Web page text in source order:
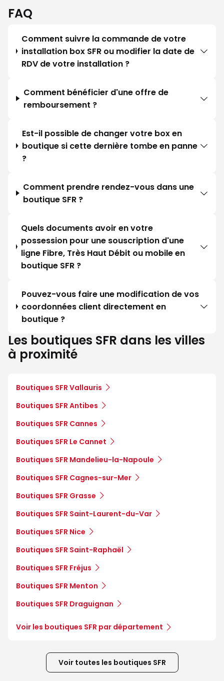
FAQ
Comment suivre la commande de votre
installation box SFR ou modifier la date de
RDV de votre installation ?
Comment bénéficier d'une offre de
remboursement ?
Est-il possible de changer votre box en
boutique si cette dernière tombe en panne
?
Comment prendre rendez-vous dans une
boutique SFR ?
Quels documents avoir en votre
possession pour une souscription d'une
ligne Fibre, Très Haut Débit ou mobile en
boutique SFR ?
Pouvez-vous faire une modification de vos
coordonnées client directement en
boutique ?
Les boutiques SFR dans les villes
à proximité
Boutiques SFR Vallauris
Boutiques SFR Antibes
Boutiques SFR Cannes
Boutiques SFR Le Cannet
Boutiques SFR Mandelieu-la-Napoule
Boutiques SFR Cagnes-sur-Mer
Boutiques SFR Grasse
Boutiques SFR Saint-Laurent-du-Var
Boutiques SFR Nice
Boutiques SFR Saint-Raphaël
Boutiques SFR Fréjus
Boutiques SFR Menton
Boutiques SFR Draguignan
Voir les boutiques SFR par département
Voir toutes les boutiques SFR